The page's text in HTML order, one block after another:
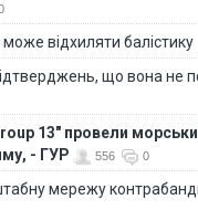
відхиляти балістику
що вона не
13" провели
- ГУР
556 0
мережу